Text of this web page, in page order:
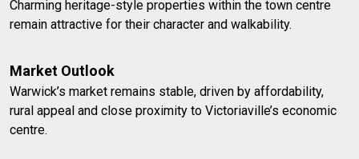
Charming heritage-style properties within the town centre
remain attractive for their character and walkability.
Market Outlook
Warwick’s market remains stable, driven by affordability,
rural appeal and close proximity to Victoriaville’s economic
centre.